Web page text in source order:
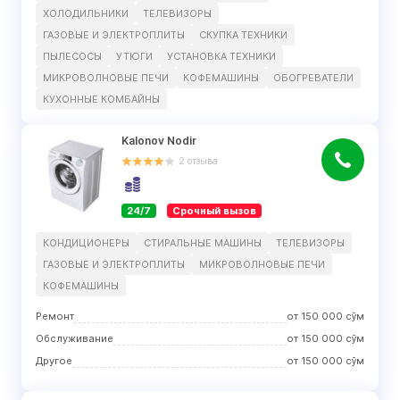
ХОЛОДИЛЬНИКИ
ТЕЛЕВИЗОРЫ
ГАЗОВЫЕ И ЭЛЕКТРОПЛИТЫ
СКУПКА ТЕХНИКИ
ПЫЛЕСОСЫ
УТЮГИ
УСТАНОВКА ТЕХНИКИ
МИКРОВОЛНОВЫЕ ПЕЧИ
КОФЕМАШИНЫ
ОБОГРЕВАТЕЛИ
КУХОННЫЕ КОМБАЙНЫ
Kalonov Nodir
2 отзыва
24/7 Срочный вызов
КОНДИЦИОНЕРЫ СТИРАЛЬНЫЕ МАШИНЫ
ТЕЛЕВИЗОРЫ
ГАЗОВЫЕ И ЭЛЕКТРОПЛИТЫ
МИКРОВОЛНОВЫЕ ПЕЧИ
КОФЕМАШИНЫ
Ремонт от 150 000 сўм
Обслуживание
от 150 000 сўм
Другое
от 150 000 сўм